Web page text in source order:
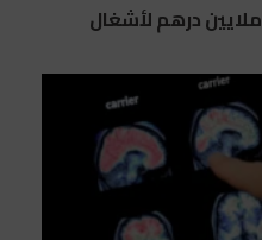
وكالة أبي رقراق تخصص 5.04 ملايين درهم لأشغال